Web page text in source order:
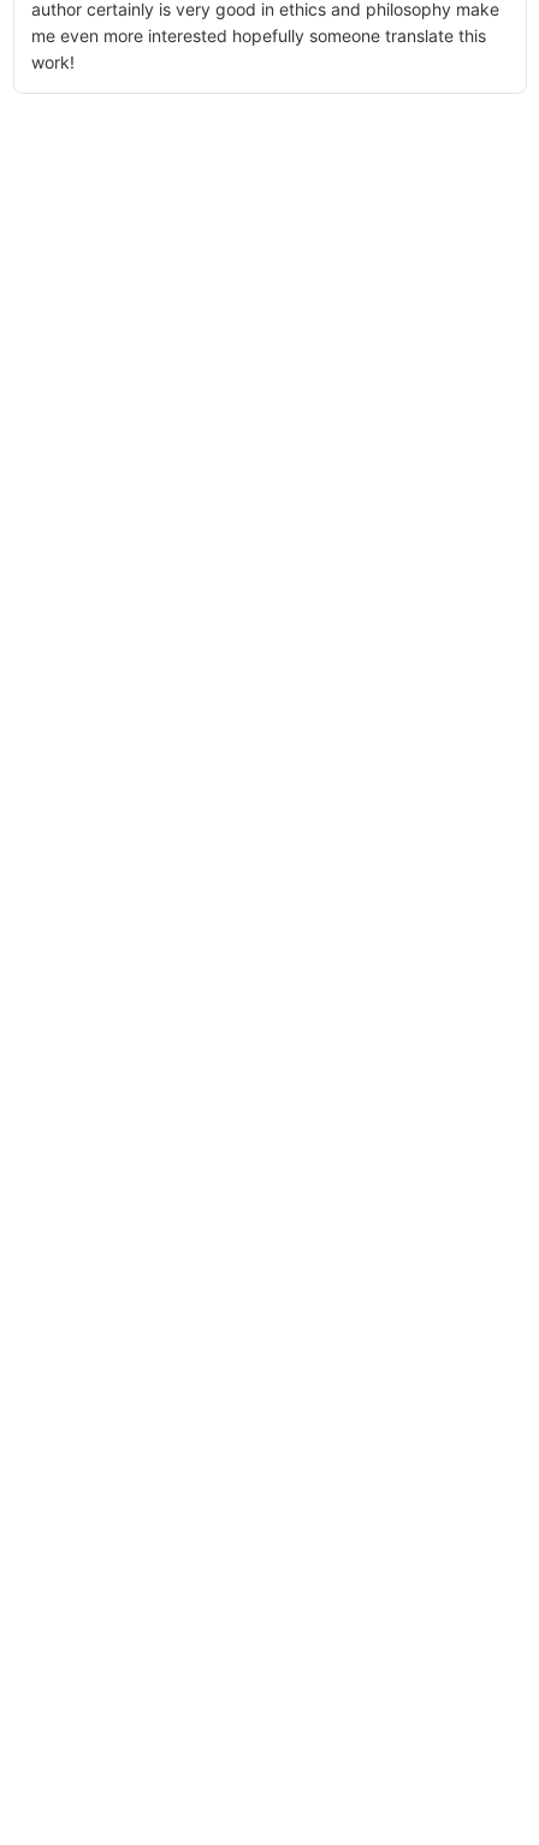
author certainly is very good in ethics and philosophy make
me even more interested hopefully someone translate this
work!